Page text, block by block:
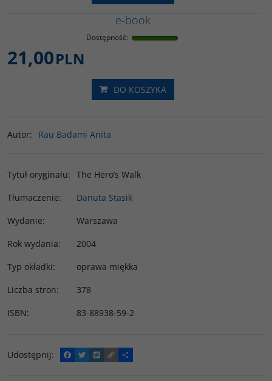
e-book
Dostępność:
21,00PLN
DO KOSZYKA
Autor: Rau Badami Anita
Tytuł oryginału: The Hero’s Walk
Tłumaczenie:
Danuta Stasik
Wydanie:
Warszawa
Rok wydania:
2004
Typ okładki:
oprawa miękka
Liczba stron:
378
ISBN: 83-88938-59-2
Udostępnij:
F
a
T
w
W
y
C
o
P
o